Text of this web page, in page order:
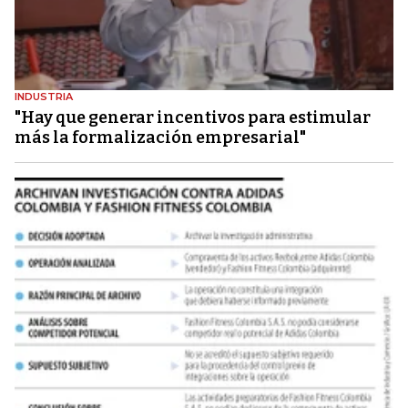
INDUSTRIA
"Hay que generar incentivos para estimular
más la formalización empresarial"